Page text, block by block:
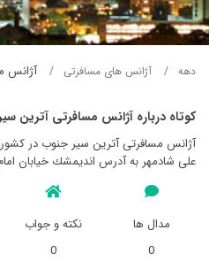
دهه آژانس های مسافرتی آژانس
کوتاه درباره آژانس مسافرتی آترين
آژانس مسافرتی آترين سير جنوب در
علی شادمهر به آدرس انديمشك خیابان
مدال ها
0
نکته و جواب
0